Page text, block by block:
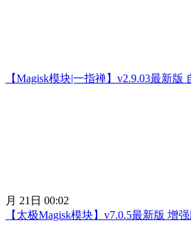
【Magisk模块|一指禅】v2.9.03最新
月 21日 00:02
【太极Magisk模块】v7.0.5最新版 增